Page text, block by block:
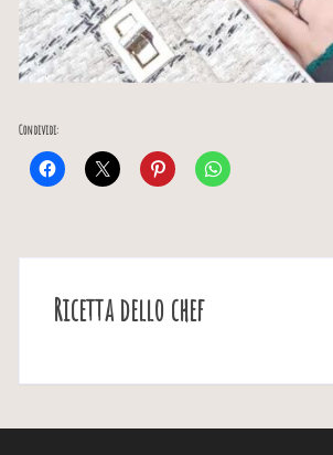
Condividi:
Ricetta dello chef